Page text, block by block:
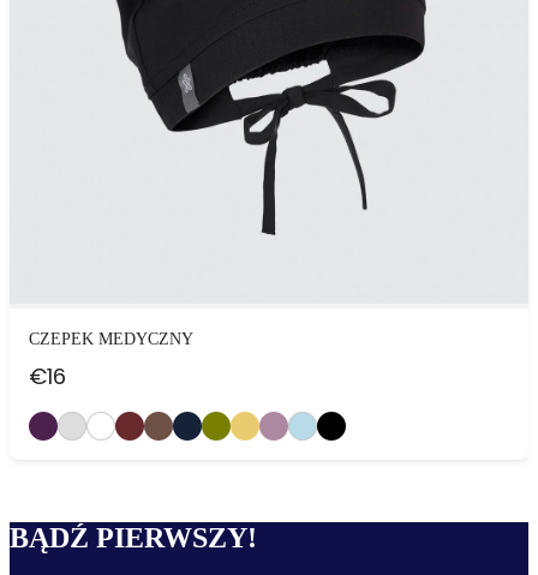
CZEPEK MEDYCZNY
€16
BĄDŹ PIERWSZY!